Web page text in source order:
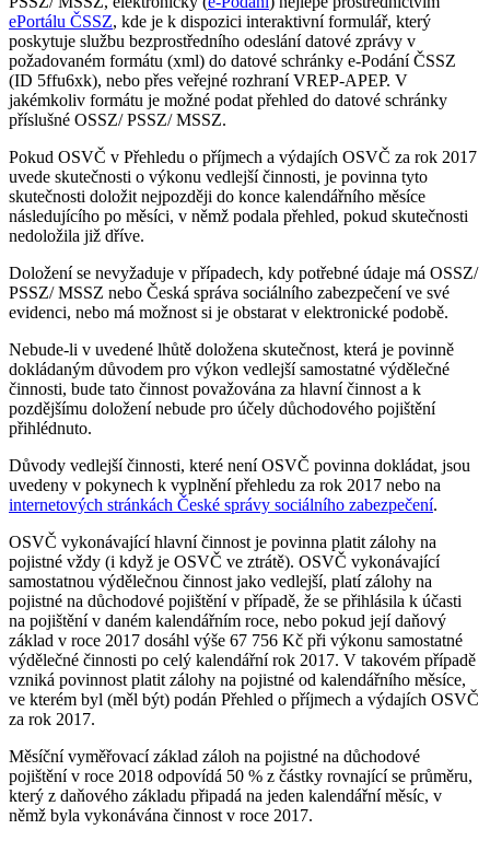
ePortálu ČSSZ, kde je k dispozici interaktivní formulář, který
poskytuje službu bezprostředního odeslání datové zprávy v
požadovaném formátu (xml) do datové schránky e-Podání ČSSZ
(ID 5ffu6xk), nebo přes veřejné rozhraní VREP-APEP. V
jakémkoliv formátu je možné podat přehled do datové schránky
příslušné OSSZ/ PSSZ/ MSSZ.
Pokud OSVČ v Přehledu o příjmech a výdajích OSVČ za rok 2017
uvede skutečnosti o výkonu vedlejší činnosti, je povinna tyto
skutečnosti doložit nejpozději do konce kalendářního měsíce
následujícího po měsíci, v němž podala přehled, pokud skutečnosti
nedoložila již dříve.
Doložení se nevyžaduje v případech, kdy potřebné údaje má OSSZ/
PSSZ/ MSSZ nebo Česká správa sociálního zabezpečení ve své
evidenci, nebo má možnost si je obstarat v elektronické podobě.
Nebude-li v uvedené lhůtě doložena skutečnost, která je povinně
dokládaným důvodem pro výkon vedlejší samostatné výdělečné
činnosti, bude tato činnost považována za hlavní činnost a k
pozdějšímu doložení nebude pro účely důchodového pojištění
přihlédnuto.
Důvody vedlejší činnosti, které není OSVČ povinna dokládat, jsou
uvedeny v pokynech k vyplnění přehledu za rok 2017 nebo na
internetových stránkách České správy sociálního zabezpečení.
OSVČ vykonávající hlavní činnost je povinna platit zálohy na
pojistné vždy (i když je OSVČ ve ztrátě). OSVČ vykonávající
samostatnou výdělečnou činnost jako vedlejší, platí zálohy na
pojistné na důchodové pojištění v případě, že se přihlásila k účasti
na pojištění v daném kalendářním roce, nebo pokud její daňový
základ v roce 2017 dosáhl výše 67 756 Kč při výkonu samostatné
výdělečné činnosti po celý kalendářní rok 2017. V takovém případě
vzniká povinnost platit zálohy na pojistné od kalendářního měsíce,
ve kterém byl (měl být) podán Přehled o příjmech a výdajích OSVČ
za rok 2017.
Měsíční vyměřovací základ záloh na pojistné na důchodové
pojištění v roce 2018 odpovídá 50 % z částky rovnající se průměru,
který z daňového základu připadá na jeden kalendářní měsíc, v
němž byla vykonávána činnost v roce 2017.